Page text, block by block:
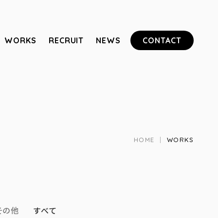
WORKS RECRUIT NEWS CONTACT
HOME WORKS
の他 すべて